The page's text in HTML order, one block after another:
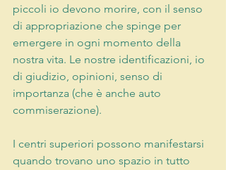
piccoli io devono morire, con il senso
di appropriazione che spinge per
emergere in ogni momento della
nostra vita. Le nostre identificazioni, io
di giudizio, opinioni, senso di
importanza (che è anche auto
commiserazione).
I centri superiori possono manifestarsi
quando trovano uno spazio in tutto